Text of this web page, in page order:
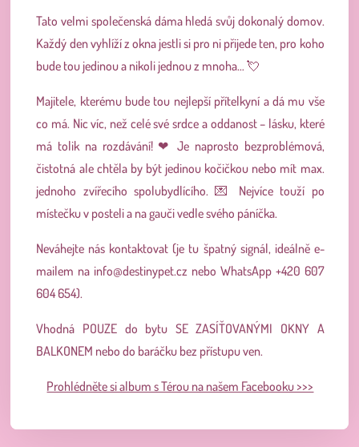
Tato velmi společenská dáma hledá svůj dokonalý domov.
Každý den vyhlíží z okna jestli si pro ni přijede ten, pro koho
bude tou jedinou a nikoli jednou z mnoha… 💘
Majitele, kterému bude tou nejlepší přítelkyní a dá mu vše
co má. Nic víc, než celé své srdce a oddanost – lásku, které
má tolik na rozdávání! ❤ Je naprosto bezproblémová,
čistotná ale chtěla by být jedinou kočičkou nebo mít max.
jednoho zvířecího spolubydlícího. 💌 Nejvíce touží po
místečku v posteli a na gauči vedle svého páníčka.
Neváhejte nás kontaktovat (je tu špatný signál, ideálně e-
mailem na info@destinypet.cz nebo WhatsApp +420 607
604 654).
Vhodná POUZE do bytu SE ZASÍŤOVANÝMI OKNY A
BALKONEM nebo do baráčku bez přístupu ven.
Prohlédněte si album s Térou na našem Facebooku >>>